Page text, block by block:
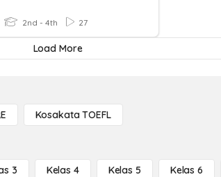
2nd - 4th 27
Load More
Kosakata TOEFL
3 Kelas 4 Kelas 5 Kelas 6